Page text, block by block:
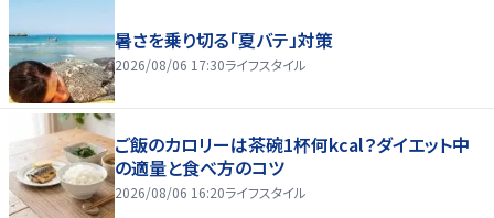
暑さを乗り切る「夏バテ」対策
2026/08/06 17:30ライフスタイル
ご飯のカロリーは茶碗1杯何kcal？ダイエット中
の適量と食べ方のコツ
2026/08/06 16:20ライフスタイル